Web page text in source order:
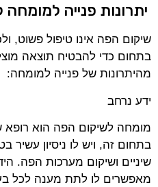
יתרונות פנייה
שיקום הפה אינו טיפול פשוט,
בתחום כדי להבטיח תוצאה
מהיתרונות של פנייה למומחה:
ידע נרחב
מומחה לשיקום הפה הוא רופא
בתחום זה, ויש לו ניסיון עשיר
שיניים ושיקום מערכות הפה.
מאפשרים לו לתת מענה לכל